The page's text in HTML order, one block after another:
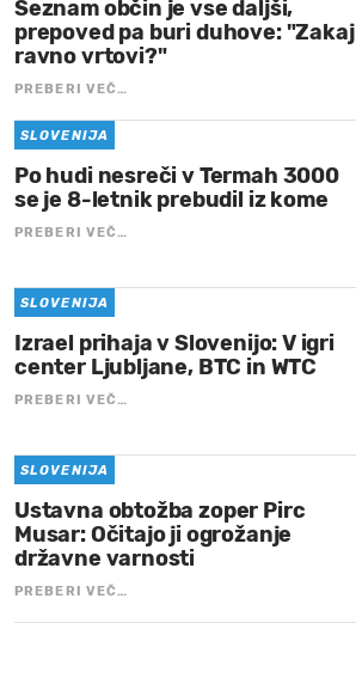
Seznam občin je vse daljši,
prepoved pa buri duhove: "Zakaj
ravno vrtovi?"
PREBERI VEČ…
SLOVENIJA
Po hudi nesreči v Termah 3000
se je 8-letnik prebudil iz kome
PREBERI VEČ…
SLOVENIJA
Izrael prihaja v Slovenijo: V igri
center Ljubljane, BTC in WTC
PREBERI VEČ…
SLOVENIJA
Ustavna obtožba zoper Pirc
Musar: Očitajo ji ogrožanje
državne varnosti
PREBERI VEČ…